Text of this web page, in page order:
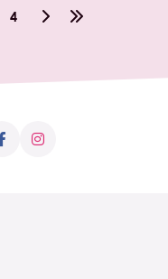
Page
4
VolgendeLaatste